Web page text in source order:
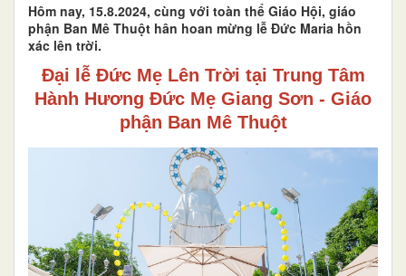
Hôm nay, 15.8.2024, cùng với toàn thể Giáo Hội, giáo
phận Ban Mê Thuột hân hoan mừng lễ Đức Maria hồn
xác lên trời.
Đại lễ ĐứcMẹ Lên Trời tại Trung Tâm
Hành Hương Đức Mẹ Giang Sơn - Giáo
phận Ban Mê Thuột